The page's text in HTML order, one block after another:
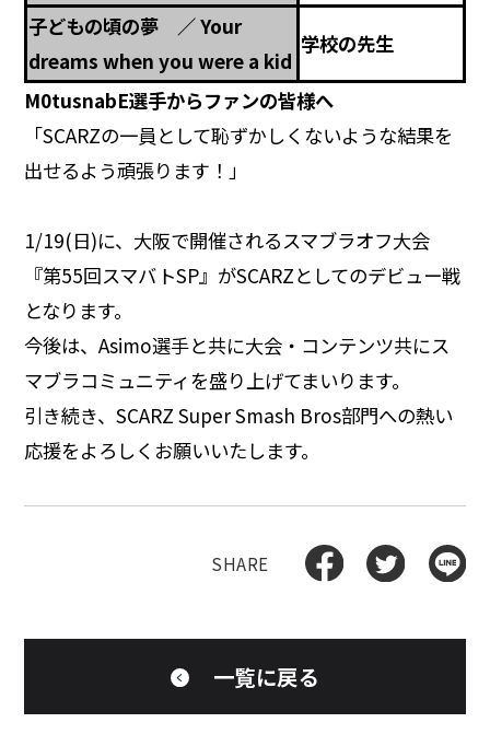
子どもの頃の夢 ／ Your
dreams when you were a kid
学校の先生
M0tusnabE選手からファンの皆様へ
「SCARZの一員として恥ずかしくないような結果を
出せるよう頑張ります！」
1/19(日)に、大阪で開催されるスマブラオフ大会
『第55回スマバトSP』がSCARZとしてのデビュー戦
となります。
今後は、Asimo選手と共に大会・コンテンツ共にス
マブラコミュニティを盛り上げてまいります。
引き続き、SCARZ Super Smash Bros部門への熱い
応援をよろしくお願いいたします。
一覧に戻る